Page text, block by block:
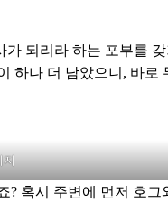
되리라 하는 포부를
하나 더 남았으니, 바로
지
혹시 주변에 먼저 호